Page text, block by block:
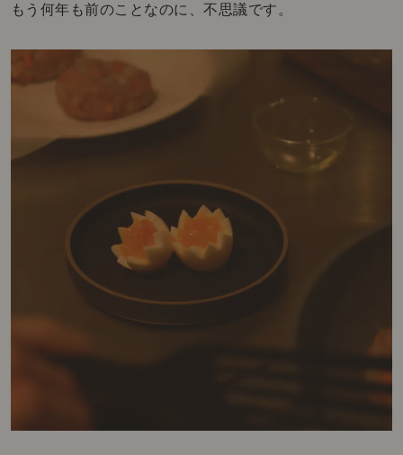
もう何年も前のことなのに、不思議です。